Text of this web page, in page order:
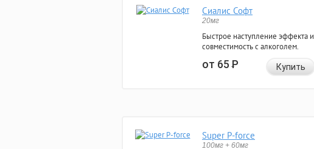
Сиалис Софт
20мг
Быстрое наступление эффекта и
совместимость с алкоголем.
от 65Р Купить
Super P-force
100мг + 60мг